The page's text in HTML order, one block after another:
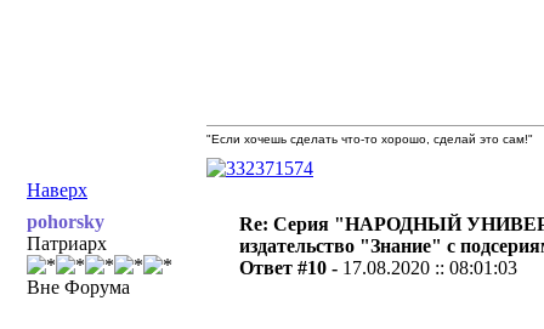
Наверх
"Если хочешь сделать что-то хорошо, сделай это сам!"
pohorsky
Патриарх
Вне Форума
Re: Серия "НАРОДНЫЙ
издательство "Знание" с
Ответ #10 - 17.08.2020 :: 08:01:03